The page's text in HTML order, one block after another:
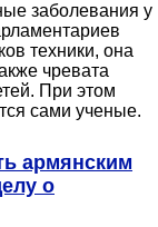
заболевания у
техники, она
чревата
При этом
сами ученые.
армянским
о